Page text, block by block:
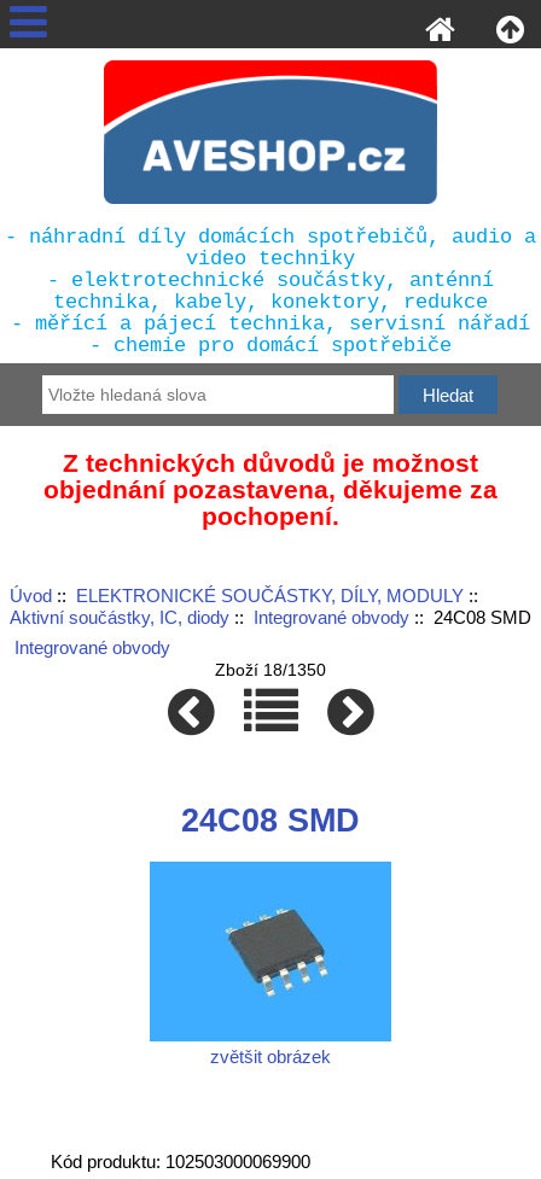
- náhradní díly domácích spotřebičů, audio a
video techniky
- elektrotechnické součástky, anténní
technika, kabely, konektory, redukce
- měřící a pájecí technika, servisní nářadí
- chemie pro domácí spotřebiče
Z technických důvodů je možnost
objednání pozastavena, děkujeme za
pochopení.
Úvod:: ELEKTRONICKÉ SOUČÁSTKY, DÍLY, MODULY::
Aktivní součástky, IC, diody:: Integrované obvody:: 24C08 SMD
Integrované obvody
Zboží 18/1350
24C08 SMD
zvětšit obrázek
Kód produktu: 102503000069900